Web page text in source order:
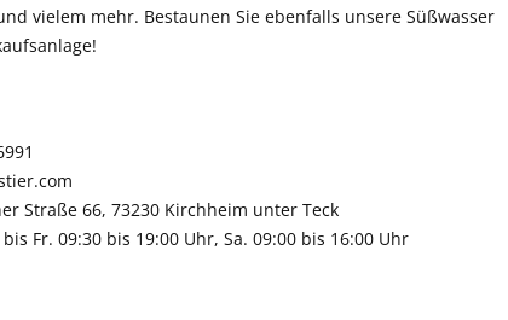
vielem mehr. Bestaunen Sie ebenfalls unsere Süßwasser
- 7266991
Straße 66, 73230 Kirchheim unter Teck
Fr. 09:30 bis 19:00 Uhr, Sa. 09:00 bis 16:00 Uhr